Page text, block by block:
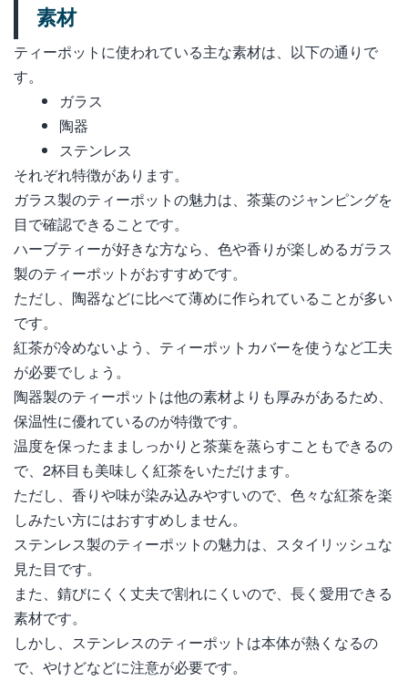
素材
ティーポットに使われている主な素材は、以下の通りで
す。
ガラス
陶器
ステンレス
それぞれ特徴があります。
ガラス製のティーポットの魅力は、茶葉のジャンピングを
目で確認できることです。
ハーブティーが好きな方なら、色や香りが楽しめるガラス
製のティーポットがおすすめです。
ただし、陶器などに比べて薄めに作られていることが多い
です。
紅茶が冷めないよう、ティーポットカバーを使うなど工夫
が必要でしょう。
陶器製のティーポットは他の素材よりも厚みがあるため、
保温性に優れているのが特徴です。
温度を保ったまましっかりと茶葉を蒸らすこともできるの
で、2杯目も美味しく紅茶をいただけます。
ただし、香りや味が染み込みやすいので、色々な紅茶を楽
しみたい方にはおすすめしません。
ステンレス製のティーポットの魅力は、スタイリッシュな
見た目です。
また、錆びにくく丈夫で割れにくいので、長く愛用できる
素材です。
しかし、ステンレスのティーポットは本体が熱くなるの
で、やけどなどに注意が必要です。